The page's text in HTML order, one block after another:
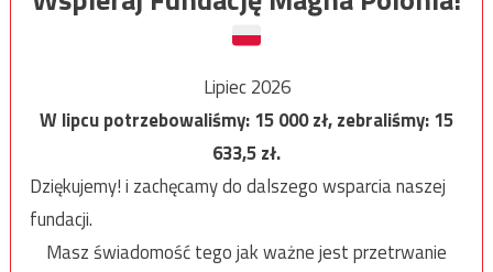
Lipiec 2026
W lipcu potrzebowaliśmy:15 000zł, zebraliśmy:15
633,5zł.
Dziękujemy! i zachęcamy do dalszego wsparcia naszej
fundacji.
Masz świadomość tego jak ważne jest przetrwanie